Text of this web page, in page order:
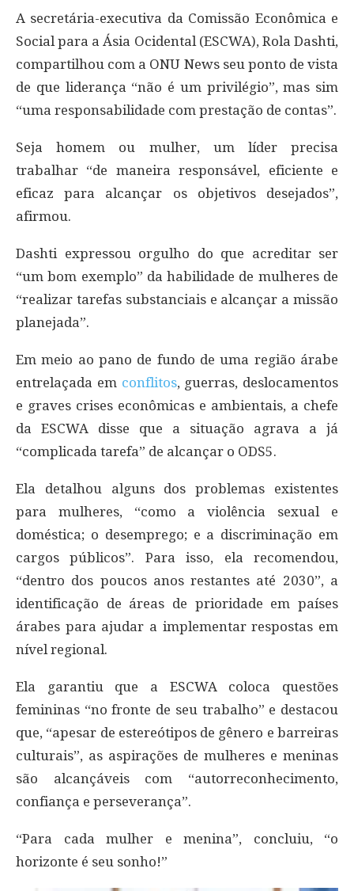
A secretária-executiva da Comissão Econômica e
Social para a Ásia Ocidental (ESCWA), Rola Dashti,
compartilhou com a ONU News seu ponto de vista
de que liderança “não é um privilégio”, mas sim
“uma responsabilidade com prestação de contas”.
Seja homem ou mulher, um líder precisa
trabalhar “de maneira responsável, eficiente e
eficaz para alcançar os objetivos desejados”,
afirmou.
Dashti expressou orgulho do que acreditar ser
“um bom exemplo” da habilidade de mulheres de
“realizar tarefas substanciais e alcançar a missão
planejada”.
Em meio ao pano de fundo de uma região árabe
entrelaçada em conflitos, guerras, deslocamentos
e graves crises econômicas e ambientais, a chefe
da ESCWA disse que a situação agrava a já
“complicada tarefa” de alcançar o ODS5.
Ela detalhou alguns dos problemas existentes
para mulheres, “como a violência sexual e
doméstica; o desemprego; e a discriminação em
cargos públicos”. Para isso, ela recomendou,
“dentro dos poucos anos restantes até 2030”, a
identificação de áreas de prioridade em países
árabes para ajudar a implementar respostas em
nível regional.
Ela garantiu que a ESCWA coloca questões
femininas “no fronte de seu trabalho” e destacou
que, “apesar de estereótipos de gênero e barreiras
culturais”, as aspirações de mulheres e meninas
são alcançáveis com “autorreconhecimento,
confiança e perseverança”.
“Para cada mulher e menina”, concluiu, “o
horizonte é seu sonho!”